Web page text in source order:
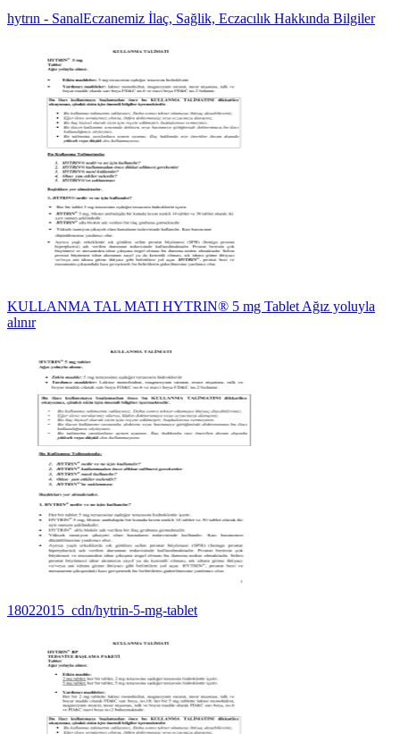
hytrın - SanalEczanemiz İlaç, Sağlik, Eczacılık Hakkında Bilgiler
KULLANMA TAL MATI HYTRIN® 5 mg Tablet Ağız yoluyla
alınır
18022015_cdn/hytrin-5-mg-tablet